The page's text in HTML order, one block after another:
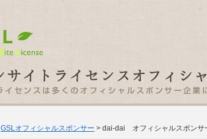
GSLオフィシャルスポンサー > dai-dai オフィシャルスポンサ